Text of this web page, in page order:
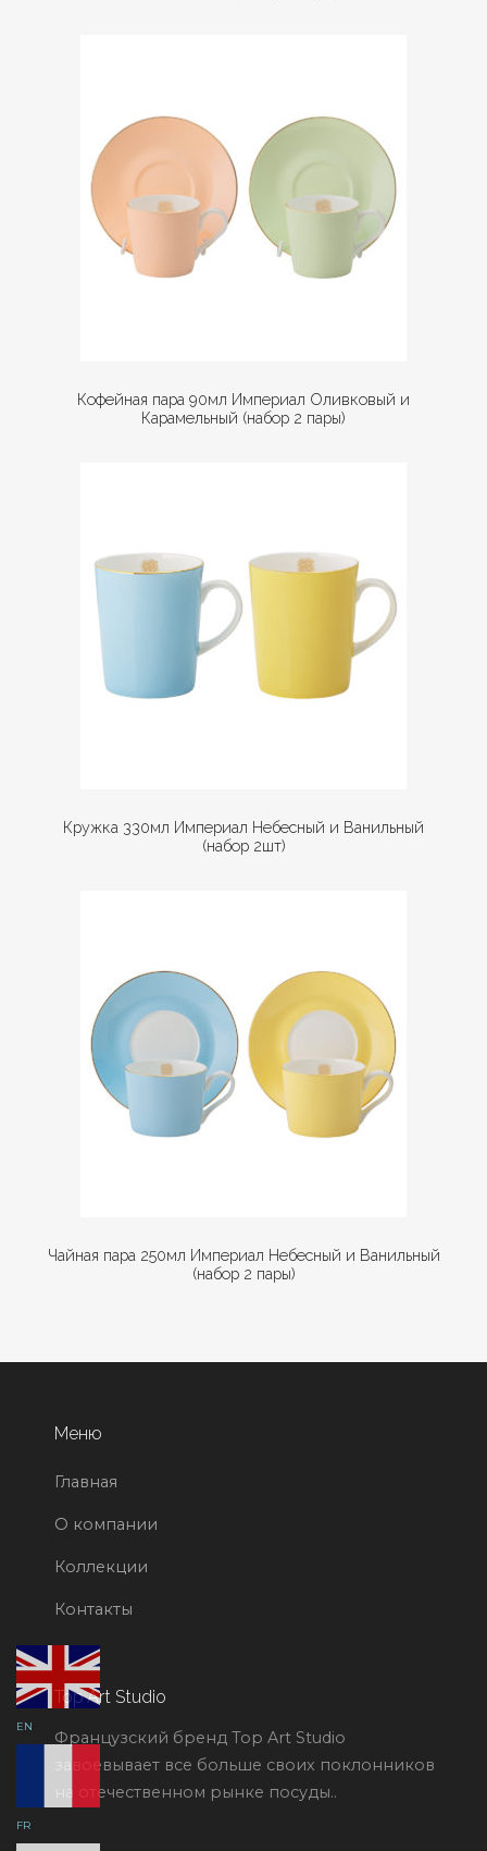
Кофейная пара 90мл Империал Оливковый и
Карамельный (набор 2 пары)
Кружка 330мл Империал Небесный и Ванильный
(набор 2шт)
Чайная пара 250мл Империал Небесный и Ванильный
(набор 2 пары)
Меню
Главная
О компании
Коллекции
Контакты
Top Art Studio
Французский бренд Top Art Studio
завоевывает все больше своих поклонников
на отечественном рынке посуды..
EN
FR